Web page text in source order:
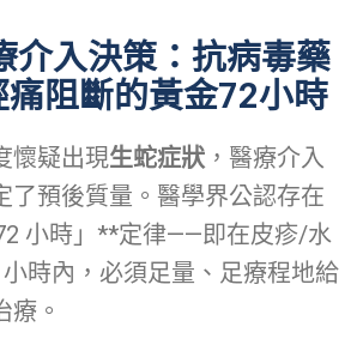
介入決策：抗病毒藥
阻斷的黃金72小時
懷疑出現生蛇症狀 ，醫療介入
了預後質量。醫學界公認存在
小時」**定律——即在皮疹/水
時內，必須足量、足療程地給
療。